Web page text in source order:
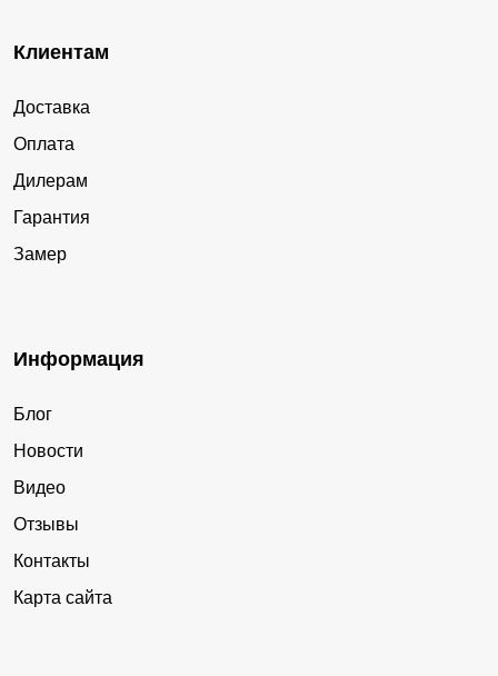
Клиентам
Доставка
Оплата
Дилерам
Гарантия
Замер
Информация
Блог
Новости
Видео
Отзывы
Контакты
Карта сайта